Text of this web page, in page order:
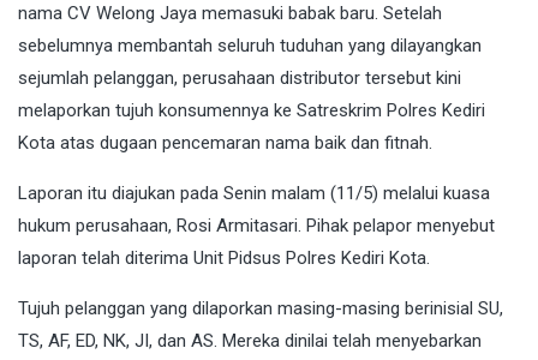
nama CV Welong Jaya memasuki babak baru. Setelah
sebelumnya membantah seluruh tuduhan yang dilayangkan
sejumlah pelanggan, perusahaan distributor tersebut kini
melaporkan tujuh konsumennya ke Satreskrim Polres Kediri
Kota atas dugaan pencemaran nama baik dan fitnah.
Laporan itu diajukan pada Senin malam (11/5) melalui kuasa
hukum perusahaan, Rosi Armitasari. Pihak pelapor menyebut
laporan telah diterima Unit Pidsus Polres Kediri Kota.
Tujuh pelanggan yang dilaporkan masing-masing berinisial SU,
TS, AF, ED, NK, JI, dan AS. Mereka dinilai telah menyebarkan